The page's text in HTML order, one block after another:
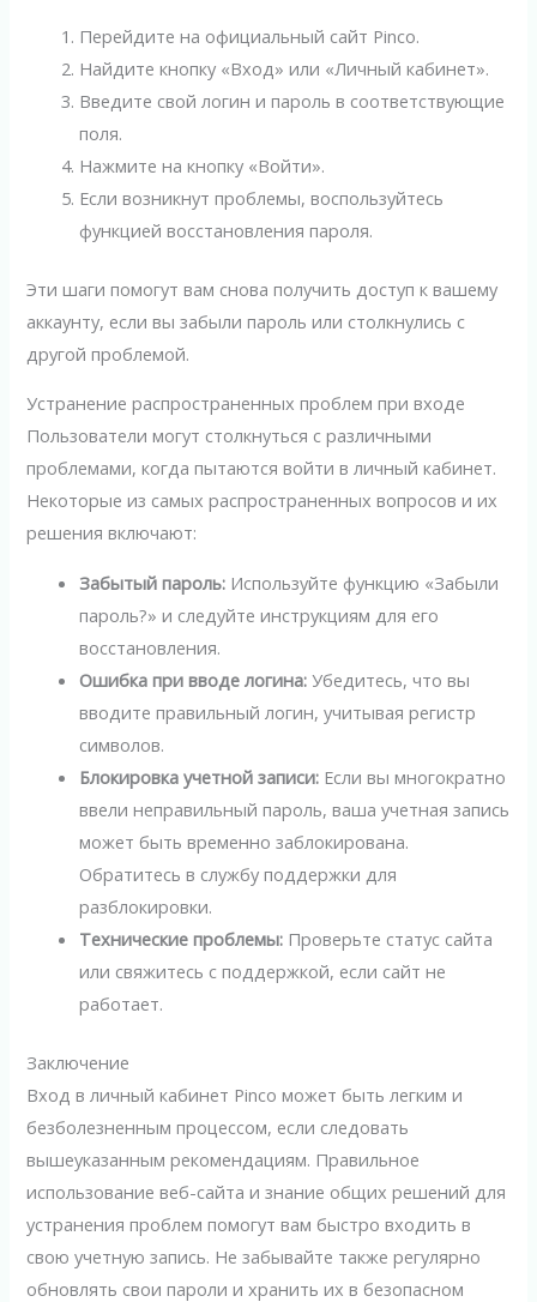
Перейдите на официальный сайт Pinco.
Найдите кнопку «Вход» или «Личный кабинет».
Введите свой логин и пароль в соответствующие
поля.
Нажмите на кнопку «Войти».
Если возникнут проблемы, воспользуйтесь
функцией восстановления пароля.
Эти шаги помогут вам снова получить доступ к вашему
аккаунту, если вы забыли пароль или столкнулись с
другой проблемой.
Устранение распространенных проблем при входе
Пользователи могут столкнуться с различными
проблемами, когда пытаются войти в личный кабинет.
Некоторые из самых распространенных вопросов и их
решения включают:
Забытый пароль: Используйте функцию «Забыли
пароль?» и следуйте инструкциям для его
восстановления.
Ошибка при вводе логина: Убедитесь, что вы
вводите правильный логин, учитывая регистр
символов.
Блокировка учетной записи: Если вы многократно
ввели неправильный пароль, ваша учетная запись
может быть временно заблокирована.
Обратитесь в службу поддержки для
разблокировки.
Технические проблемы: Проверьте статус сайта
или свяжитесь с поддержкой, если сайт не
работает.
Заключение
Вход в личный кабинет Pinco может быть легким и
безболезненным процессом, если следовать
вышеуказанным рекомендациям. Правильное
использование веб-сайта и знание общих решений для
устранения проблем помогут вам быстро входить в
свою учетную запись. Не забывайте также регулярно
обновлять свои пароли и хранить их в безопасном